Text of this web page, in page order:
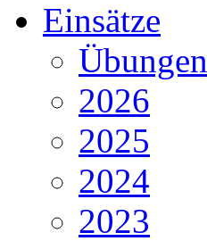
Einsätze
Übungen
2026
2025
2024
2023